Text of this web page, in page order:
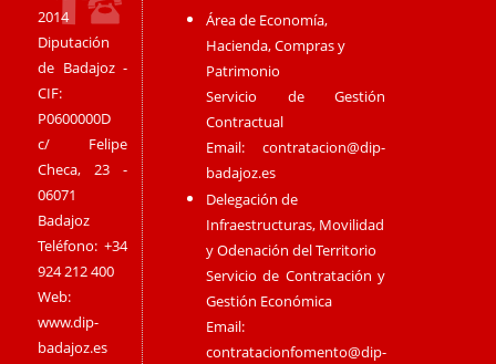
2014
Diputación
de Badajoz -
CIF:
P0600000D
c/ Felipe
Checa, 23 -
06071
Badajoz
Teléfono: +34
924 212 400
Web:
www.dip-
badajoz.es
Área de Economía,
Hacienda, Compras y
Patrimonio
Servicio de Gestión
Contractual
Email:contratacion@dip-
badajoz.es
Delegación de
Infraestructuras, Movilidad
y Odenación del Territorio
Servicio de Contratación y
Gestión Económica
Email:
contratacionfomento@dip-